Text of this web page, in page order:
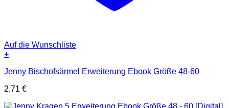
Auf die Wunschliste
+
Jenny Bischofsärmel Erweiterung Ebook Größe 48-60
2,71 €